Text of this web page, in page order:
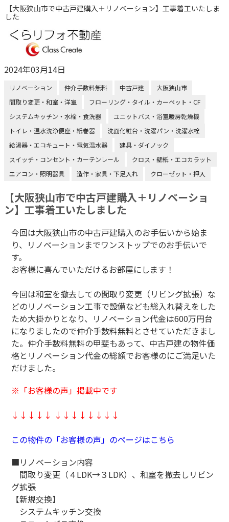
【大阪狭山市で中古戸建購入＋リノベーション】工事着工いたしま
した
2024年03月14日
リノベーション 仲介手数料無料 中古戸建
大阪狭山市
間取り変更・和室・洋室
フローリング・タイル・カーペット・CF
システムキッチン・水栓・食洗器
ユニットバス・浴室暖房乾燥機
トイレ・温水洗浄便座・紙巻器
洗面化粧台・洗濯パン・洗濯水栓
給湯器・エコキュート・電気温水器
建具・ダイノック
スイッチ・コンセント・カーテンレール
クロス・壁紙・エコカラット
エアコン・照明器具
造作・家具・下足入れ クローゼット・押入
【大阪狭山市で中古戸建購入＋リノベーショ
ン】工事着工いたしました
今回は大阪狭山市の中古戸建購入のお手伝いから始ま
り、リノベーションまでワンストップでのお手伝いで
す。
お客様に喜んでいただけるお部屋にします！
今回は和室を撤去しての間取り変更（リビング拡張）な
どのリノベーション工事で設備なども総入れ替えをした
ため大掛かりとなり、リノベーション代金は600万円台
になりましたので仲介手数料無料とさせていただきまし
た。仲介手数料無料の甲斐もあって、中古戸建の物件価
格とリノベーション代金の総額でお客様のにご満足いた
だけました。
※「お客様の声」掲載中です
↓↓↓↓↓ ↓↓↓↓↓↓↓↓
この物件の「お客様の声」のページはこちら
■リノベーション内容
間取り変更（４LDK→３LDK）、和室を撤去しリビン
グ拡張
【新規交換】
システムキッチン交換